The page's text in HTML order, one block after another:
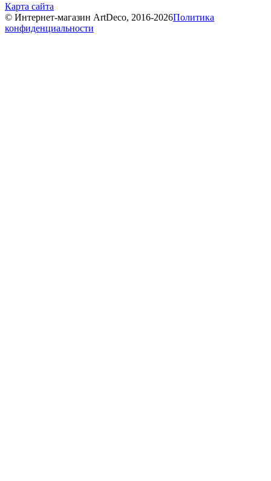
Карта сайта
© Интернет-магазин ArtDeco, 2016-2026Политика
конфиденциальности